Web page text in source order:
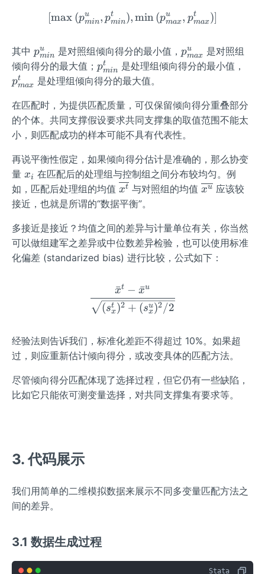
{u}]
ax}
{t}]
[\max {(p_{min}^{u},
[max (pmin
u , pmin
t ),min(pmax
u , pmax
t )]
其中 p_
{mi
n}^
pmin
u 是对照组倾向得分的最小值， p_
{m
{u}
pmax
u
是对照组
倾向得分的最大值； p_
{m
^
{t}
pmin
t 是处理组倾向得分的最小值，
x}
^
pmax
t 是处理组倾向得分的最大值。
在匹配时，为提供匹配质量，可仅保留倾向得分重叠部分
的个体。共同支撑假设要求共同支撑集的取值范围不能太
小，则匹配成功的样本可能不具有代表性。
再说平衡性假定，如果倾向得分估计是准确的，那么协变
量 x
i
xi 在匹配后的处理组与控制组之间分布较均匀。例
如，匹配后处理组的均值 \ov
erlin
^
{t}}
xt 与对照组的均值 \ove
{u}}
xu 应该较
接近，也就是所谓的“数据平衡”。
多接近是接近？均值之间的差异与计量单位有关，你当然
可以做组建军之差异或中位数差异检验，也可以使用标准
化偏差 (standarized bias) 进行比较，公式如下：
\frac{\bar{x}^{t}-
(sx
t )2 + (sx
u)2/2
x
ˉt − x
ˉu
经验法则告诉我们，标准化差距不得超过 10%。如果超
过，则应重新估计倾向得分，或改变具体的匹配方法。
尽管倾向得分匹配体现了选择过程，但它仍有一些缺陷，
比如它只能依可测变量选择，对共同支撑集有要求等。
3. 代码展示
我们用简单的二维模拟数据来展示不同多变量匹配方法之
间的差异。
3.1 数据生成过程